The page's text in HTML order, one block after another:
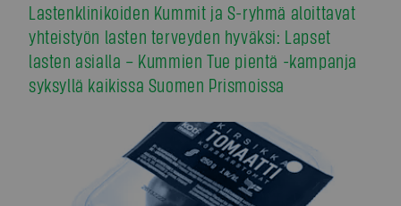
Lastenklinikoiden Kummit ja S-ryhmä aloittavat
yhteistyön lasten terveyden hyväksi: Lapset
lasten asialla – Kummien Tue pientä -kampanja
syksyllä kaikissa Suomen Prismoissa